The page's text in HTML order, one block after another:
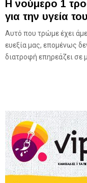
Η νούμερο 1
για την υγεία
Αυτό που τρώμε έχει
ευεξία μας, επομένως
διατροφή επηρεάζει σε